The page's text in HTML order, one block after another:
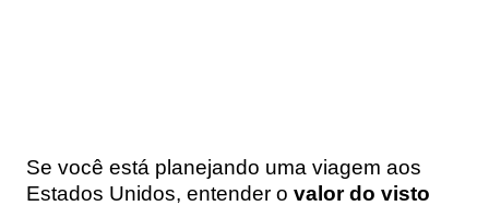
Se você está planejando uma viagem aos
Estados Unidos, entender o valor do visto